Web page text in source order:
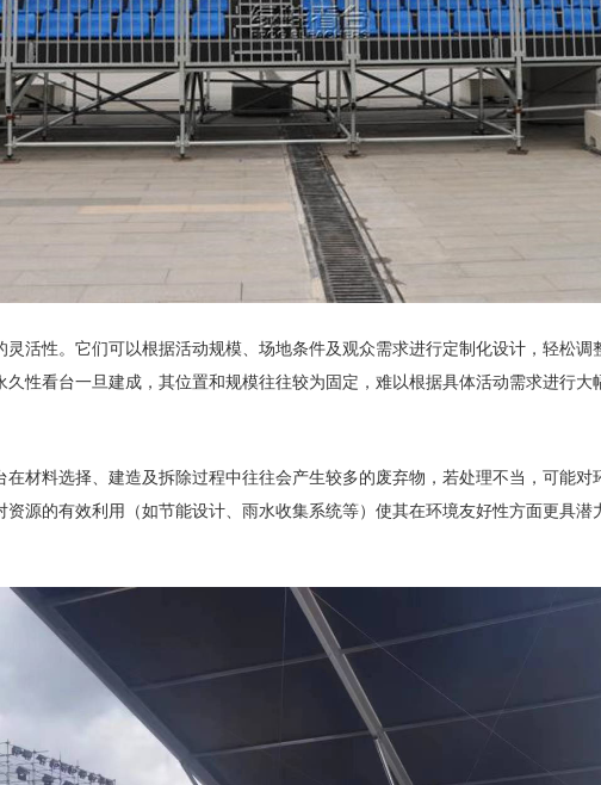
活性。它们可以根据活动规模、场地条件及观众需求进行定制化设计，轻松调
性看台一旦建成，其位置和规模往往较为固定，难以根据具体活动需求进行
在材料选择、建造及拆除过程中往往会产生较多的废弃物，若处理不当，可能
资源的有效利用（如节能设计、雨水收集系统等）使其在环境友好性方面更具